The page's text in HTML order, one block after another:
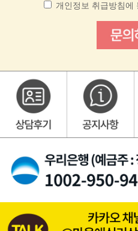
개인정보 취급방침에